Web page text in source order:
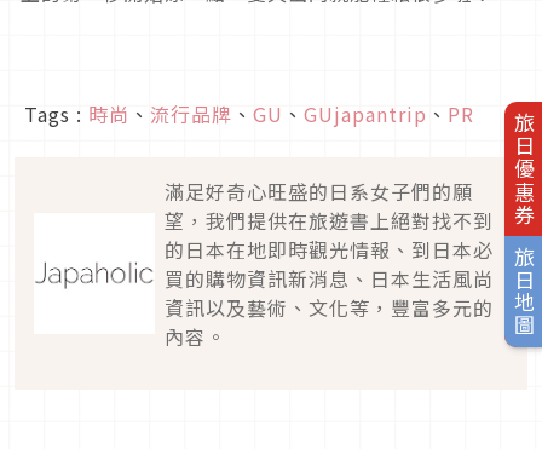
旅日優惠券
旅日地圖
Tags : 時尚 、 流行品牌 、 GU 、 GUjapantrip 、 PR
滿足好奇心旺盛的日系女子們的願
望，我們提供在旅遊書上絕對找不到
的日本在地即時觀光情報、到日本必
買的購物資訊新消息、日本生活風尚
資訊以及藝術、文化等，豐富多元的
內容。